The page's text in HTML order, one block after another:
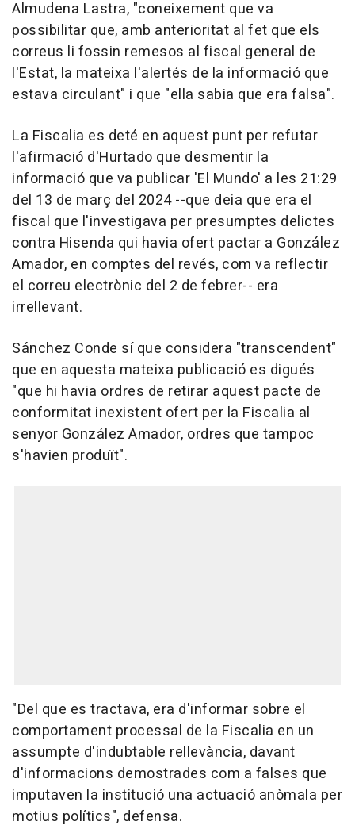
Almudena Lastra, "coneixement que va
possibilitar que, amb anterioritat al fet que els
correus li fossin remesos al fiscal general de
l'Estat, la mateixa l'alertés de la informació que
estava circulant" i que "ella sabia que era falsa".
La Fiscalia es deté en aquest punt per refutar
l'afirmació d'Hurtado que desmentir la
informació que va publicar 'El Mundo' a les 21:29
del 13 de març del 2024 --que deia que era el
fiscal que l'investigava per presumptes delictes
contra Hisenda qui havia ofert pactar a González
Amador, en comptes del revés, com va reflectir
el correu electrònic del 2 de febrer-- era
irrellevant.
Sánchez Conde sí que considera "transcendent"
que en aquesta mateixa publicació es digués
"que hi havia ordres de retirar aquest pacte de
conformitat inexistent ofert per la Fiscalia al
senyor González Amador, ordres que tampoc
s'havien produït".
"Del que es tractava, era d'informar sobre el
comportament processal de la Fiscalia en un
assumpte d'indubtable rellevància, davant
d'informacions demostrades com a falses que
imputaven la institució una actuació anòmala per
motius polítics", defensa.